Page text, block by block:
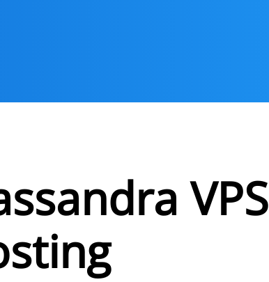
VPS